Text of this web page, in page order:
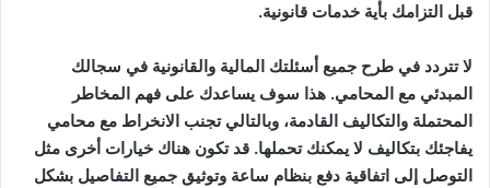
قبل التزامك بأية خدمات قانونية.
لا تتردد في طرح جميع أسئلتك المالية والقانونية في سجالك
المبدئي مع المحامي. هذا سوف يساعدك على فهم المخاطر
المحتملة والتكاليف القادمة، وبالتالي تجنب الانخراط مع محامي
يفاجئك بتكاليف لا يمكنك تحملها. قد تكون هناك خيارات أخرى مثل
التوصل إلى اتفاقية دفع بنظام ساعة وتوثيق جميع التفاصيل بشكل